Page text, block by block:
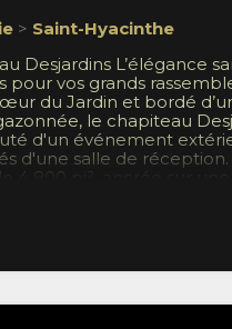
> Saint-Hyacinthe
Desjardins L’élégance
pour vos grands
du Jardin et bordé
le chapiteau
d'un événement
d'une salle de réception.
4 800 pi², ancrée sur une
incluant un évier
À quelques pas, le